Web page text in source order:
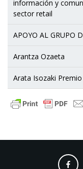
información y
sector retail
APOYO AL GRUPO
Arantza Ozaeta
Arata Isozaki